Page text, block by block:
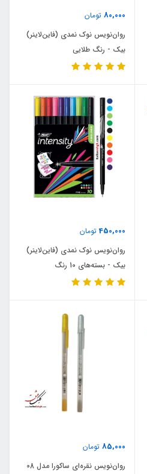
80,000 تومان
روان‌نویس نوک نمدی (فاین‌لاینر)
بیک - رنگ طلایی
450,000 تومان
روان‌نویس نوک نمدی (فاین‌لاینر)
بیک - بسته‌های 10 رنگ
85,000 تومان
روان‌نویس نقره‌ای ساکورا مدل 08